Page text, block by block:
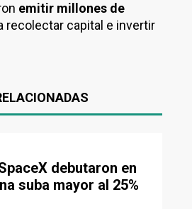
emitir millones de
recolectar capital e invertir
debutaron en
suba mayor al 25%